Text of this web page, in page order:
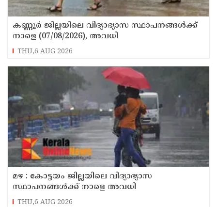
കണ്ണൂർ ജില്ലയിലെ വിദ്യാഭ്യാസ സ്ഥാപനങ്ങള്‍ക്ക്
നാളെ (07/08/2026), അവധി
THU,6 AUG 2026
മഴ : കോട്ടയം ജില്ലയിലെ വിദ്യാഭ്യാസ
സ്ഥാപനങ്ങൾക്ക് നാളെ അവധി
THU,6 AUG 2026